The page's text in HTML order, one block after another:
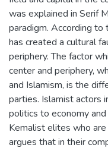
was explained in Serif
paradigm. According to
has created a cultural
periphery. The factor
center and periphery,
and Islamism, is the
parties. Islamist actors
politics to economy
Kemalist elites who
argues that in their